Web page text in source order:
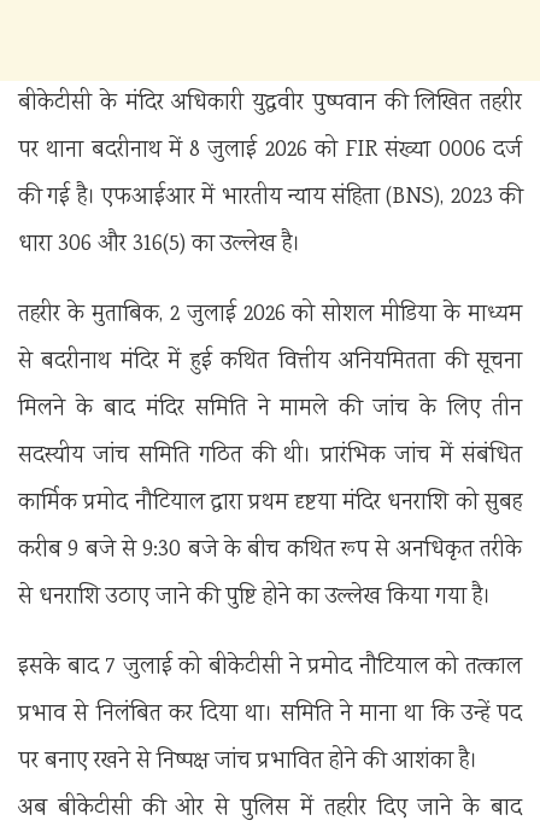
बीकेटीसी के मंदिर अधिकारी युद्धवीर पुष्पवान की लिखित तहरीर
पर थाना बदरीनाथ में 8 जुलाई 2026 को FIR संख्या 0006 दर्ज
की गई है। एफआईआर में भारतीय न्याय संहिता (BNS), 2023 की
धारा 306 और 316(5) का उल्लेख है।
तहरीर के मुताबिक, 2 जुलाई 2026 को सोशल मीडिया के माध्यम
से बदरीनाथ मंदिर में हुई कथित वित्तीय अनियमितता की सूचना
मिलने के बाद मंदिर समिति ने मामले की जांच के लिए तीन
सदस्यीय जांच समिति गठित की थी। प्रारंभिक जांच में संबंधित
कार्मिक प्रमोद नौटियाल द्वारा प्रथम दृष्टया मंदिर धनराशि को सुबह
करीब 9 बजे से 9:30 बजे के बीच कथित रूप से अनधिकृत तरीके
से धनराशि उठाए जाने की पुष्टि होने का उल्लेख किया गया है।
इसके बाद 7 जुलाई को बीकेटीसी ने प्रमोद नौटियाल को तत्काल
प्रभाव से निलंबित कर दिया था। समिति ने माना था कि उन्हें पद
पर बनाए रखने से निष्पक्ष जांच प्रभावित होने की आशंका है।
अब बीकेटीसी की ओर से पुलिस में तहरीर दिए जाने के बाद